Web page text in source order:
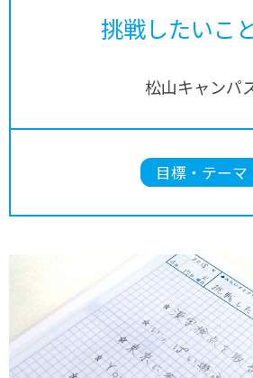
挑戦したいこ
松山キャンパ
目標・テーマ